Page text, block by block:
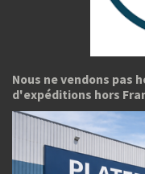
Nous ne vendons pas
d'expéditions hors